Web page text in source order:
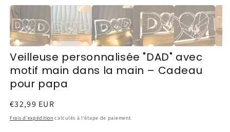
Veilleuse personnalisée "DAD" avec
motif main dans la main – Cadeau
pour papa
Prix
habituel
€32,99 EUR
Frais d'expédition calculés à l'étape de paiement.